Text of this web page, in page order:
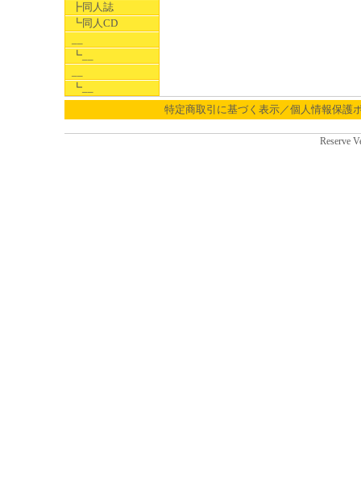
┣同人誌
┗同人CD
┗__
┗__
特定商取引に基づく表示／個人情報保護
Reserve